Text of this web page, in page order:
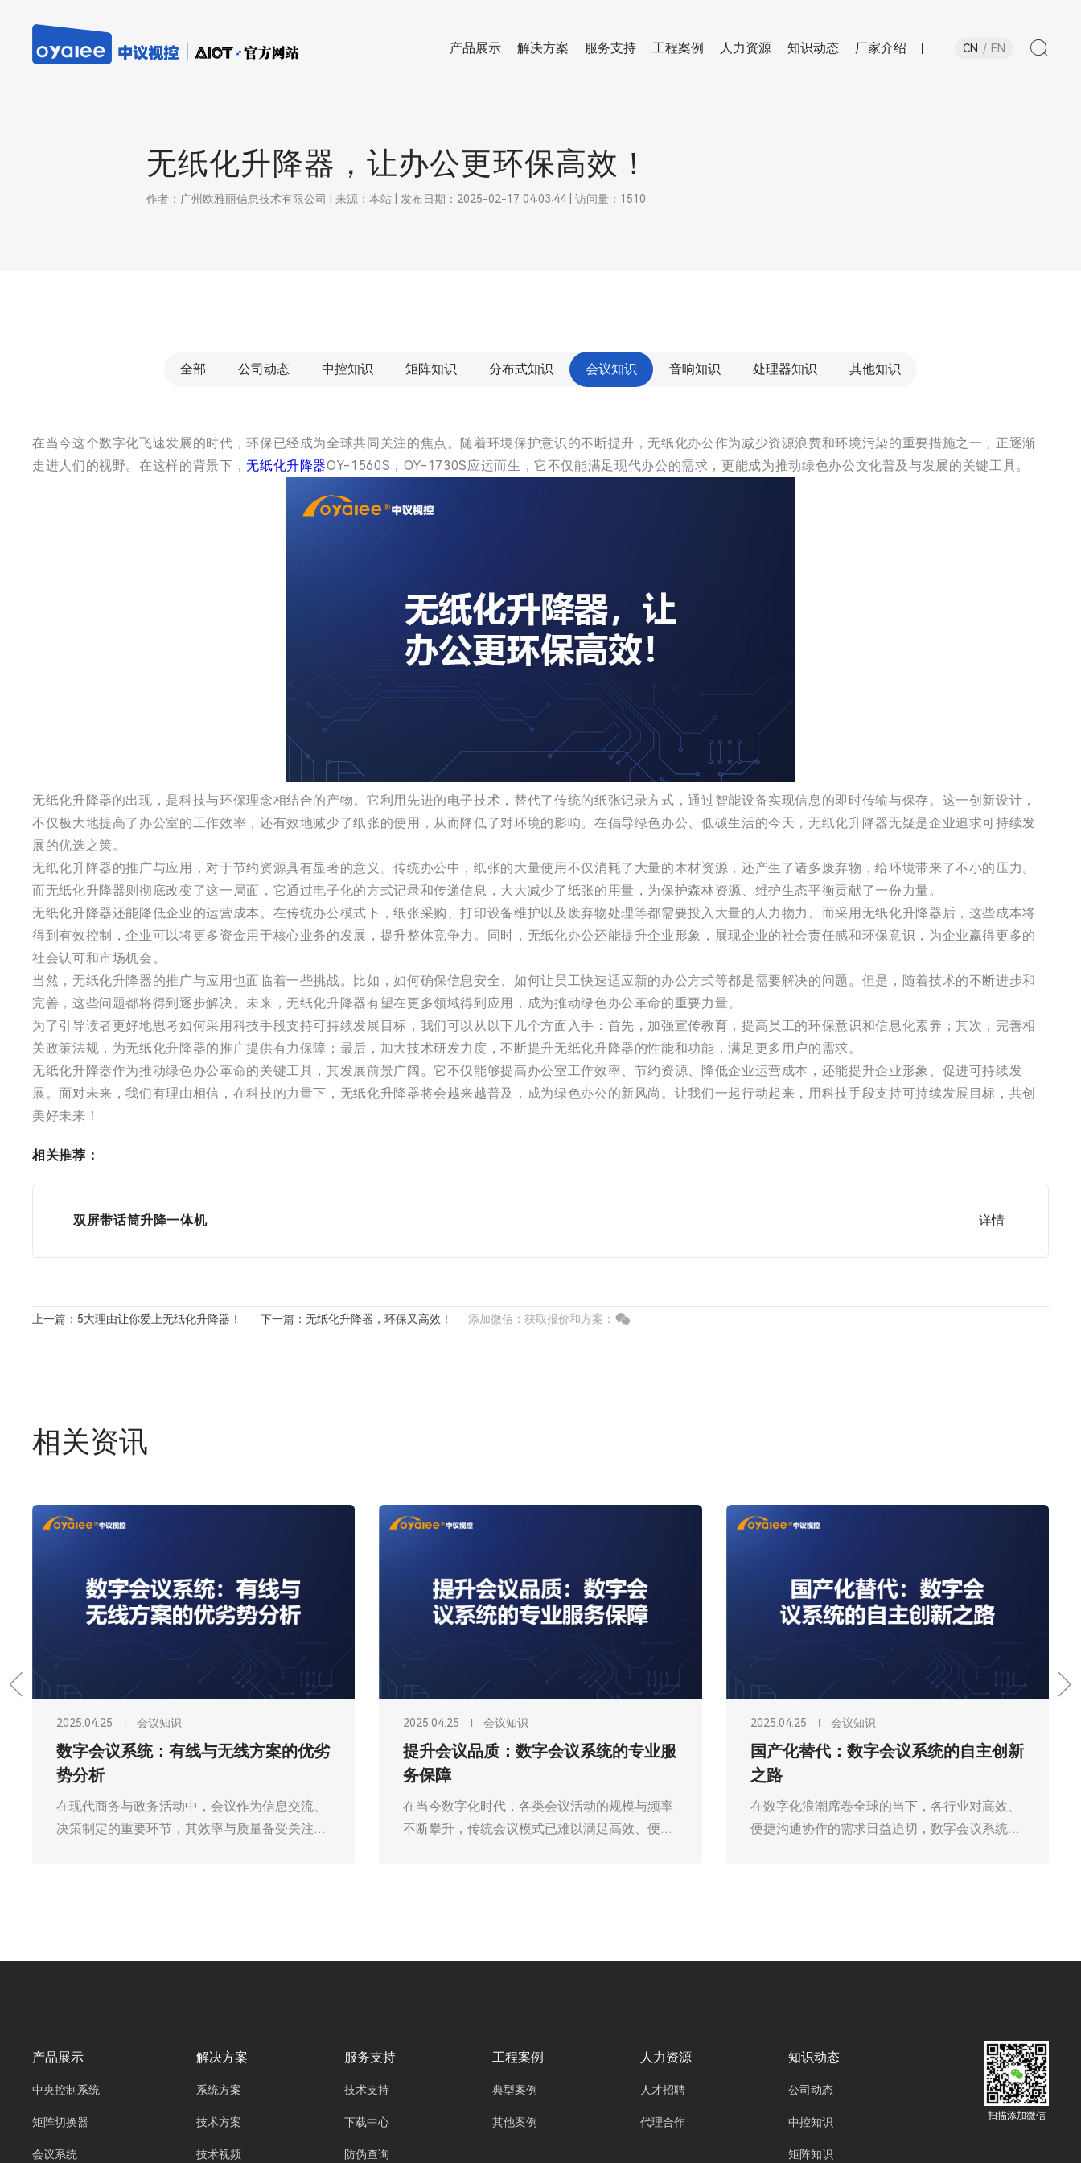
产品展示 解决方案 服务支持 工程案例 人力资源 知识动态 厂家介绍 CN EN
无纸化升降器，让办公更环保高效！
作者：广州欧雅丽信息技术有限公司 | 来源：本站 | 发布日期：2025-02-17 04:03:44 | 访问量：1510
全部 公司动态 中控知识 矩阵知识 分布式知识 会议知识 音响知识 处理器知识 其他知识
在当今这个数字化飞速发展的时代，环保已经成为全球共同关注的焦点。随着环境保护意识的不断提升，无纸化办公作为减少资源浪费和环境污染的重要措施之一，正逐渐
走进人们的视野。在这样的背景下，无纸化升降器OY-1560S，OY-1730S应运而生，它不仅能满足现代办公的需求，更能成为推动绿色办公文化普及与发展的关键工具。
无纸化升降器的出现，是科技与环保理念相结合的产物。它利用先进的电子技术，替代了传统的纸张记录方式，通过智能设备实现信息的即时传输与保存。这一创新设计，
不仅极大地提高了办公室的工作效率，还有效地减少了纸张的使用，从而降低了对环境的影响。在倡导绿色办公、低碳生活的今天，无纸化升降器无疑是企业追求可持续发
展的优选之策。
无纸化升降器的推广与应用，对于节约资源具有显著的意义。传统办公中，纸张的大量使用不仅消耗了大量的木材资源，还产生了诸多废弃物，给环境带来了不小的压力。
而无纸化升降器则彻底改变了这一局面，它通过电子化的方式记录和传递信息，大大减少了纸张的用量，为保护森林资源、维护生态平衡贡献了一份力量。
无纸化升降器还能降低企业的运营成本。在传统办公模式下，纸张采购、打印设备维护以及废弃物处理等都需要投入大量的人力物力。而采用无纸化升降器后，这些成本将
得到有效控制，企业可以将更多资金用于核心业务的发展，提升整体竞争力。同时，无纸化办公还能提升企业形象，展现企业的社会责任感和环保意识，为企业赢得更多的
社会认可和市场机会。
当然，无纸化升降器的推广与应用也面临着一些挑战。比如，如何确保信息安全、如何让员工快速适应新的办公方式等都是需要解决的问题。但是，随着技术的不断进步和
完善，这些问题都将得到逐步解决。未来，无纸化升降器有望在更多领域得到应用，成为推动绿色办公革命的重要力量。
为了引导读者更好地思考如何采用科技手段支持可持续发展目标，我们可以从以下几个方面入手：首先，加强宣传教育，提高员工的环保意识和信息化素养；其次，完善相
关政策法规，为无纸化升降器的推广提供有力保障；最后，加大技术研发力度，不断提升无纸化升降器的性能和功能，满足更多用户的需求。
无纸化升降器作为推动绿色办公革命的关键工具，其发展前景广阔。它不仅能够提高办公室工作效率、节约资源、降低企业运营成本，还能提升企业形象、促进可持续发
展。面对未来，我们有理由相信，在科技的力量下，无纸化升降器将会越来越普及，成为绿色办公的新风尚。让我们一起行动起来，用科技手段支持可持续发展目标，共创
美好未来！
相关推荐：
双屏带话筒升降一体机
上一篇：5大理由让你爱上无纸化升降器！ 下一篇：无纸化升降器，环保又高效！ 添加微信：获取报价和方案：
相关资讯
2025.04.25 会议知识
数字会议系统：有线与无线方案的优劣
势分析
在现代商务与政务活动中，会议作为信息交流、
决策制定的重要环节，其效率与质量备受关注。
OY-POW20充电箱。”的出现，极大地提升了会
打造高效、适配的会议环境意义重大。
2025.04.25 会议知识
提升会议品质：数字会议系统的专业服
务保障
在当今数字化时代，各类会议活动的规模与频率
不断攀升，传统会议模式已难以满足高效、便
D205NB，会议主席单元OY-D505NA，OY-
全流程，为各类会议的顺利开展提供坚实保障。
2025.04.25 会议知识
国产化替代：数字会议系统的自主创新
之路
在数字化浪潮席卷全球的当下，各行业对高效、
便捷沟通协作的需求日益迫切，数字会议系统作
控的数字会议系统的国产化替代与自主创新，不
产品展示
中央控制系统
矩阵切换器
会议系统
解决方案
系统方案
技术方案
技术视频
服务支持
技术支持
下载中心
防伪查询
工程案例
典型案例
其他案例
人力资源
人才招聘
代理合作
知识动态
公司动态
中控知识
矩阵知识
扫描添加微信